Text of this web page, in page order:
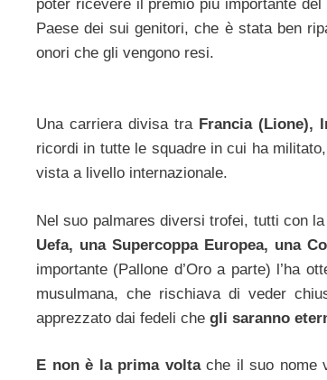
poter ricevere il premio più importante
Paese dei sui genitori, che è stata ben
onori che gli vengono resi.
Una carriera divisa tra Francia (Lione),
ricordi in tutte le squadre in cui ha
vista a livello internazionale.
Nel suo palmares diversi trofei, tutti con
Uefa, una Supercoppa Europea, una
importante (Pallone d’Oro a parte) l’ha
musulmana, che rischiava di veder
apprezzato dai fedeli che gli saranno
E non è la prima voltache il suo nome